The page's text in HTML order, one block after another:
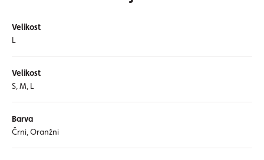
Velikost
L
Velikost
S, M, L
Barva
Črni, Oranžni